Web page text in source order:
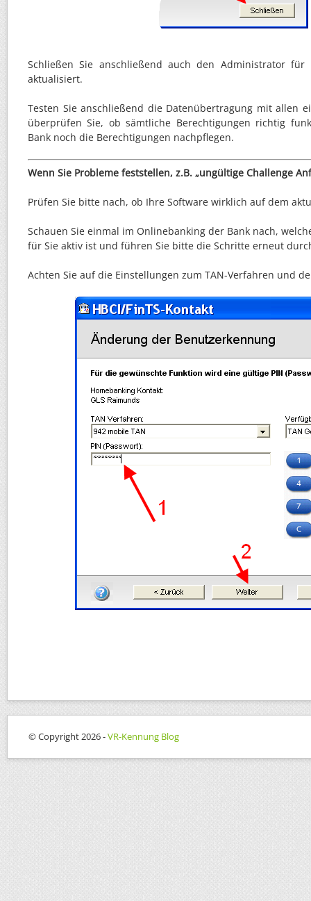
Schließen Sie anschließend auch den Administrator für
aktualisiert.
Testen Sie anschließend die Datenübertragung mit allen
überprüfen Sie, ob sämtliche Berechtigungen richtig
Bank noch die Berechtigungen nachpflegen.
Wenn Sie Probleme feststellen, z.B. „ungültige Challenge
Prüfen Sie bitte nach, ob Ihre Software wirklich auf dem
Schauen Sie einmal im Onlinebanking der Bank nach,
für Sie aktiv ist und führen Sie bitte die Schritte erneut
Achten Sie auf die Einstellungen zum TAN-Verfahren und
© Copyright 2026 -VR-Kennung Blog